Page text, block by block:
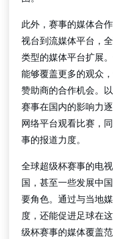
此外，赛事的媒体合
视台到流媒体平台，
类型的媒体平台扩展
能够覆盖更多的观众
赞助商的合作机会。
赛事在国内的影响力
网络平台观看比赛，
事的报道力度。
全球超级杯赛事的电
国，甚至一些发展中
要角色。通过与当地
度，还能促进足球在
级杯赛事的媒体覆盖